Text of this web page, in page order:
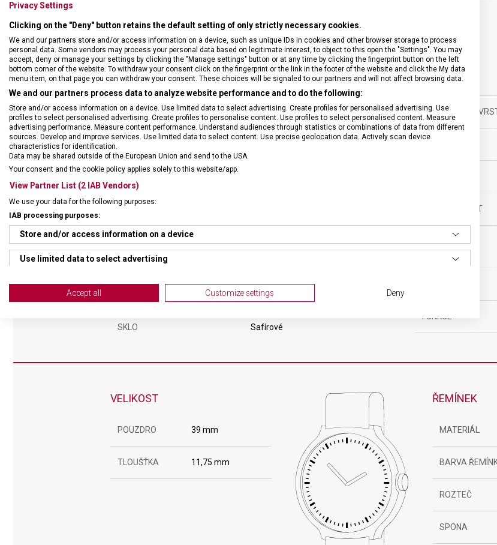
SPECIFIKACE PRODUKTU
ZÁRUKA 60 měsíců
TYP HODINEK
STYL
ČÍSELNÍK
TVAR ČÍSELNÍKU
Černá
SKLO Safírové
ANTIREFLEXNÍ
VODOTĚSNOST
POHON
FUNKCE
VELIKOST
POUZDRO 39 mm
TLOUŠŤKA 11,75 mm
ŘEMÍNEK
MATERIÁL
BARVA
ROZTEČ
SPONA
Privacy Settings
Clicking on the "Deny" button retains the default setting of only strictly necessary cookies.
We and our partners store and/or access information on a device, such as unique IDs in cookies and other browser storage to process
personal data. Some vendors may process your personal data based on legitimate interest, to object to this open the "Settings". You may
accept, deny or manage your settings by clicking the "Manage settings" button or at any time by clicking the fingerprint button on the left
bottom corner of the website. To withdraw your consent click on the fingerprint or the link in the footer of the website and click the My data
menu item, on that page you can withdraw your consent. These choices will be signaled to our partners and will not affect browsing data.
We and our partners process data to analyze website performance and to do the following:
Store and/or access information on a device. Use limited data to select advertising. Create profiles for personalised advertising. Use
profiles to select personalised advertising. Create profiles to personalise content. Use profiles to select personalised content. Measure
advertising performance. Measure content performance. Understand audiences through statistics or combinations of data from different
sources. Develop and improve services. Use limited data to select content. Use precise geolocation data. Actively scan device
characteristics for identification.
Data may be shared outside of the European Union and send to the USA.
Your consent and the cookie policy applies solely to this website/app.
View Partner List (2 IAB Vendors)
We use your data for the following purposes:
IAB processing purposes:
Store and/or access information on a device
Use limited data to select advertising
Create profiles for personalised advertising
Create profiles to personalise content
Understand audiences through statistics or combinations of data from different sources
Use limited data to select content
Accept all Customize settings Deny